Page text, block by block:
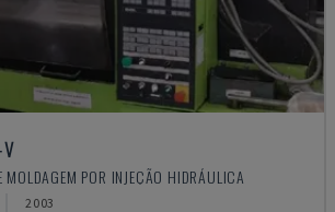
MOLDAGEM POR INJEÇÃO HIDRÁULICA
2003